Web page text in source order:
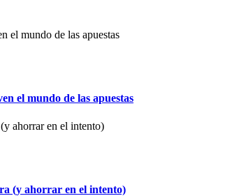
el mundo de las apuestas
(y ahorrar en el intento)